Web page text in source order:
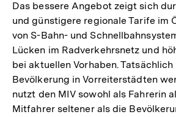
Das bessere Angebot zeigt sich
und günstigere regionale Tarife im
von S-Bahn- und
Lücken im Radverkehrsnetz und
bei aktuellen Vorhaben.
Bevölkerung in Vorreiterstädten
nutzt den MIV sowohl als Fahrerin
Mitfahrer seltener als die